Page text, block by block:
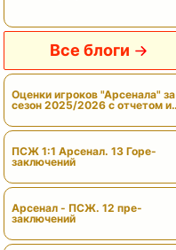
Все блоги
Оценки игроков "Арсенала" за
сезон 2025/2026 с отчетом и
ПСЖ 1:1 Арсенал. 13 Горе-
заключений
Арсенал - ПСЖ. 12 пре-
заключений